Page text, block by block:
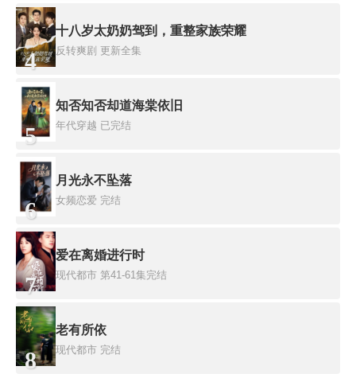
4
十八岁太奶奶驾到，重整家族荣耀
反转爽剧 更新全集
5
知否知否却道海棠依旧
年代穿越 已完结
6
月光永不坠落
女频恋爱 完结
7
爱在离婚进行时
现代都市 第41-61集完结
8
老有所依
现代都市 完结